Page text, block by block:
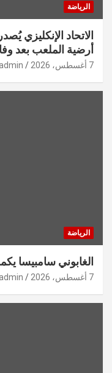
الرياضة
الاتحاد الإنكليزي
أرضية الملعب بعد
7 أغسطس، 2026 admin
الرياضة
الغابوني سامبيسا
7 أغسطس، 2026 admin